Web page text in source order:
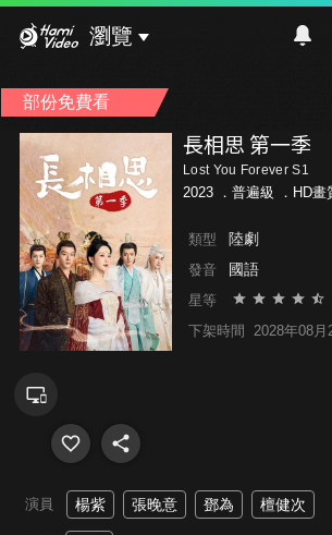
瀏覽
部份免費看
長相思 第一季
Lost You Forever S1
2023 ． 普遍級 ．HD
類型 陸劇
發音 國語
星等
下架時間 2028年08月
演員 楊紫 張晚意 鄧為 檀健次